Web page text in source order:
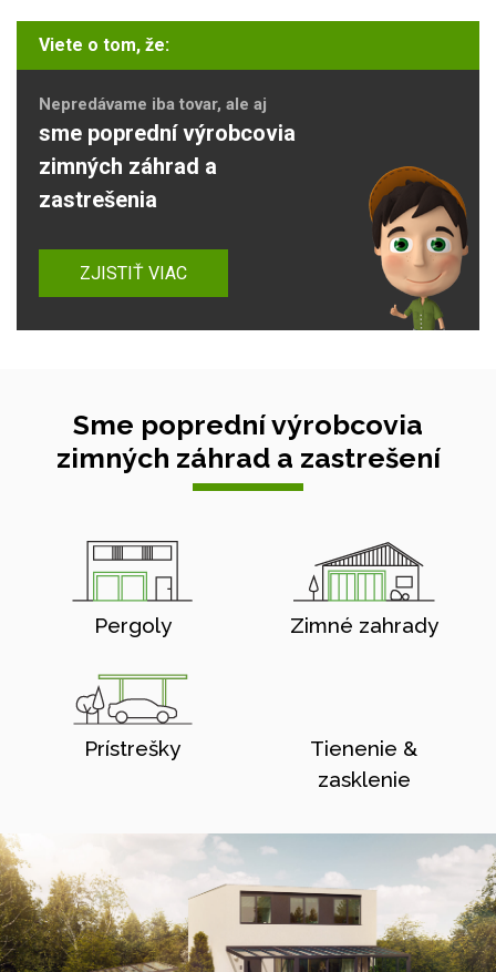
Viete o tom, že:
Nepredávame iba tovar, ale aj
sme poprední výrobcovia
zimných záhrad a
zastrešenia
ZJISTIŤ VIAC
Sme poprední výrobcovia
zimných záhrad a zastrešení
Pergoly Zimné zahrady
Prístrešky
Tienenie &
zasklenie